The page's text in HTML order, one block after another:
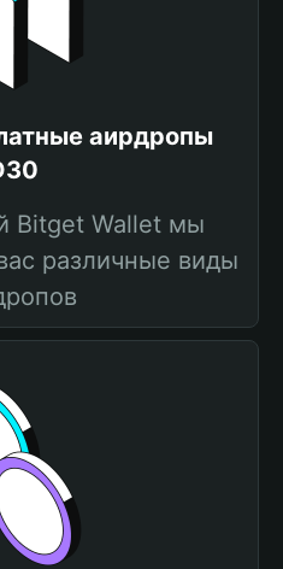
аирдропы
Bitget Wallet мы
различные виды